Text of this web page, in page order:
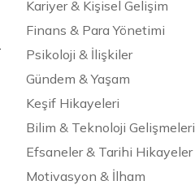
Kariyer & Kişisel Gelişim
Finans & Para Yönetimi
Psikoloji & İlişkiler
Gündem & Yaşam
Keşif Hikayeleri
Bilim & Teknoloji Gelişmeleri
Efsaneler & Tarihi Hikayeler
Motivasyon & İlham